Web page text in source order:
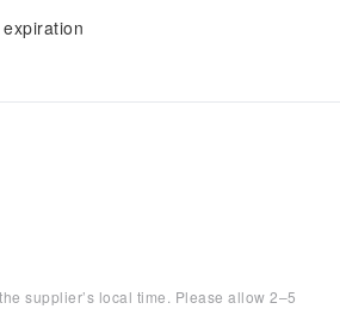
supplier’s local time. Please allow 2–5